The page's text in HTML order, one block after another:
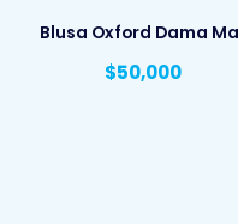
Blusa Oxford Dama
$50,000